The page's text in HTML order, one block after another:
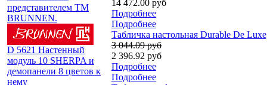
представителем TM
BRUNNEN.
D 5621 Настенный
модуль 10 SHERPA и
демопанели 8 цветов к
нему
14 472.00 руб
Подробнее
Подробнее
Табличка настольная Durable De
3 044.09 руб
2 396.92 руб
Подробнее
Подробнее